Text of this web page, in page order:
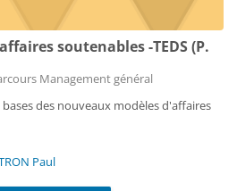
soutenables -TEDS (P.
Management général
des nouveaux modèles d'affaires
Paul